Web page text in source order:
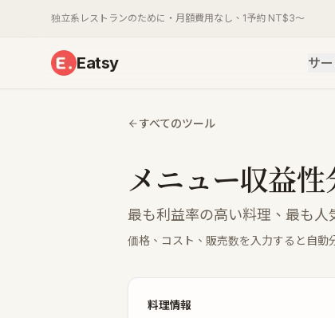
独立系レストランのために・月額費用なし、1予約 NT$3〜
Eatsy サ
すべてのツール
メニュー収益性
最も利益率の高い料理、最も人
価格、コスト、販売数を入力すると自動
料理情報